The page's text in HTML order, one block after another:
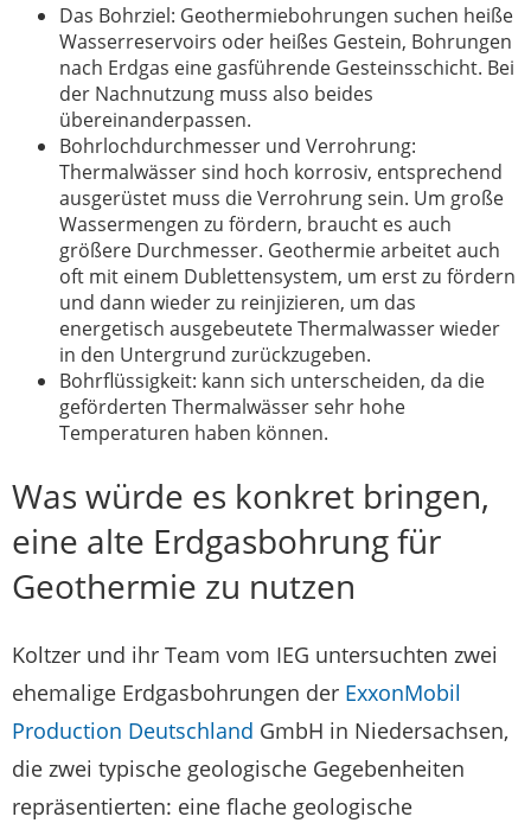
Das Bohrziel: Geothermiebohrungen suchen heiße
Wasserreservoirs oder heißes Gestein, Bohrungen
nach Erdgas eine gasführende Gesteinsschicht. Bei
der Nachnutzung muss also beides
übereinanderpassen.
Bohrlochdurchmesser und Verrohrung:
Thermalwässer sind hoch korrosiv, entsprechend
ausgerüstet muss die Verrohrung sein. Um große
Wassermengen zu fördern, braucht es auch
größere Durchmesser. Geothermie arbeitet auch
oft mit einem Dublettensystem, um erst zu fördern
und dann wieder zu reinjizieren, um das
energetisch ausgebeutete Thermalwasser wieder
in den Untergrund zurückzugeben.
Bohrflüssigkeit: kann sich unterscheiden, da die
geförderten Thermalwässer sehr hohe
Temperaturen haben können.
Was würde es konkret bringen,
eine alte Erdgasbohrung für
Geothermie zu nutzen
Koltzer und ihr Team vom IEG untersuchten zwei
ehemalige Erdgasbohrungen der ExxonMobil
Production Deutschland GmbH in Niedersachsen,
die zwei typische geologische Gegebenheiten
repräsentierten: eine flache geologische